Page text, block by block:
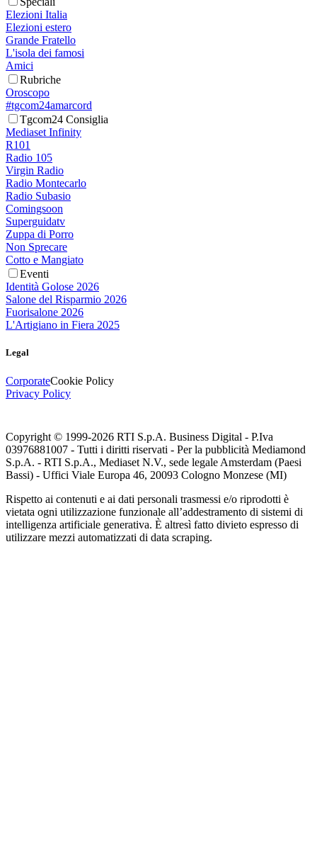
Elezioni Italia
Elezioni estero
Grande Fratello
L'isola dei famosi
Amici
Rubriche
Oroscopo
#tgcom24amarcord
Tgcom24 Consiglia
Mediaset Infinity
R101
Radio 105
Virgin Radio
Radio Montecarlo
Radio Subasio
Comingsoon
Superguidatv
Zuppa di Porro
Non Sprecare
Cotto e Mangiato
Eventi
Identità Golose 2026
Salone del Risparmio 2026
Fuorisalone 2026
L'Artigiano in Fiera 2025
Legal
CorporateCookie Policy
Privacy Policy
Copyright © 1999-2026 RTI S.p.A. Business Digital - P.Iva
03976881007 - Tutti i diritti riservati - Per la pubblicità Mediamond
S.p.A. - RTI S.p.A., Mediaset N.V., sede legale Amsterdam (Paesi
Bassi) - Uffici Viale Europa 46, 20093 Cologno Monzese (MI)
Rispetto ai contenuti e ai dati personali trasmessi e/o riprodotti è
vietata ogni utilizzazione funzionale all’addestramento di sistemi di
intelligenza artificiale generativa. È altresì fatto divieto espresso di
utilizzare mezzi automatizzati di data scraping.